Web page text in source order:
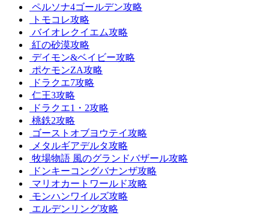
ペルソナ4ゴールデン攻略
トモコレ攻略
バイオレクイエム攻略
紅の砂漠攻略
デイモン&ベイビー攻略
ポケモンZA攻略
ドラクエ7攻略
仁王3攻略
ドラクエ1・2攻略
桃鉄2攻略
ゴーストオブヨウテイ攻略
メタルギアデルタ攻略
牧場物語 風のグランドバザール攻略
ドンキーコングバナンザ攻略
マリオカートワールド攻略
モンハンワイルズ攻略
エルデンリング攻略